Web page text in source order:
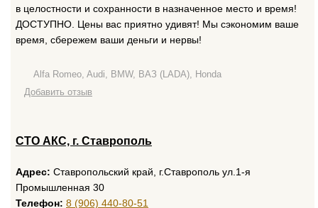
в целостности и сохранности в назначенное место и время!
ДОСТУПНО. Цены вас приятно удивят! Мы сэкономим ваше
время, сбережем ваши деньги и нервы!
Alfa Romeo, Audi, BMW, ВАЗ (LADA), Honda
Добавить отзыв
СТО АКС, г. Ставрополь
Адрес: Ставропольский край, г.Ставрополь ул.1-я
Промышленная 30
Телефон: 8 (906) 440-80-51